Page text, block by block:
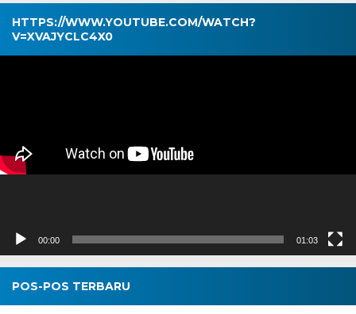
HTTPS://WWW.YOUTUBE.COM/WATCH?
V=XVAJYCLC4X0
Pemutar
00:00 01:03
POS-POS TERBARU